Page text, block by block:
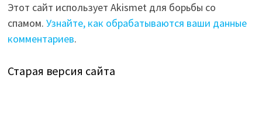
Этот сайт использует Akismet для борьбы со
спамом.Узнайте, как обрабатываются ваши данные
комментариев.
Старая версия сайта